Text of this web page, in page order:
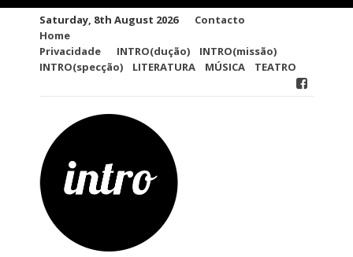
Saturday, 8th August 2026
Contacto
Home
Privacidade
INTRO(dução)
INTRO(missão)
INTRO(specção)
LITERATURA MÚSICA TEATRO